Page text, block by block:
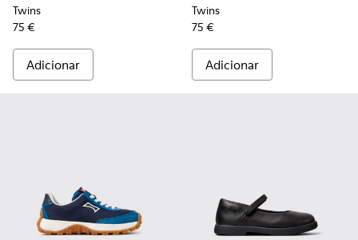
Twins
75 €
Adicionar
Twins
75 €
Adicionar